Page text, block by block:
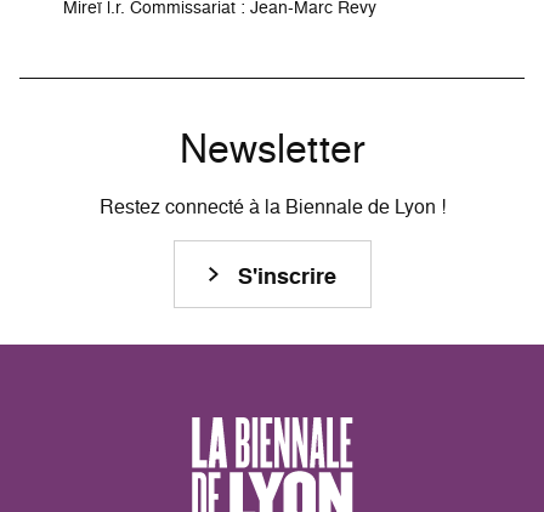
Mireï l.r. Commissariat : Jean-Marc Revy
Newsletter
Restez connecté à la Biennale de Lyon !
S'inscrire